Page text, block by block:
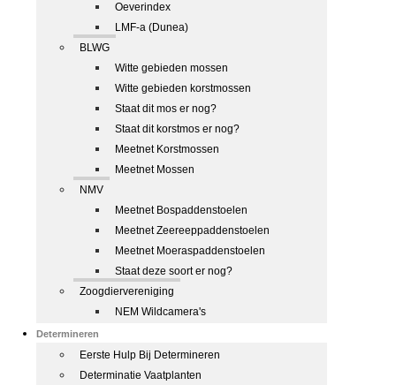
Oeverindex
LMF-a (Dunea)
BLWG
Witte gebieden mossen
Witte gebieden korstmossen
Staat dit mos er nog?
Staat dit korstmos er nog?
Meetnet Korstmossen
Meetnet Mossen
NMV
Meetnet Bospaddenstoelen
Meetnet Zeereeppaddenstoelen
Meetnet Moeraspaddenstoelen
Staat deze soort er nog?
Zoogdiervereniging
NEM Wildcamera's
Determineren
Eerste Hulp Bij Determineren
Determinatie Vaatplanten